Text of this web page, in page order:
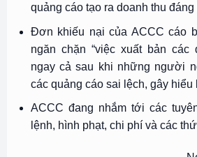
quảng cáo tạo ra doanh thu đáng
Đơn khiếu nại của ACCC cáo
ngăn chặn “việc xuất bản
ngay cả sau khi những người
các quảng cáo sai lệch, gây hiểu
ACCC đang nhắm tới các
lệnh, hình phạt, chi phí và các